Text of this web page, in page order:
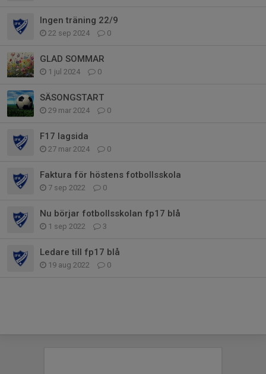
Ingen träning 22/9
22 sep 2024 0
GLAD SOMMAR
1 jul 2024 0
SÄSONGSTART
29 mar 2024 0
F17 lagsida
27 mar 2024 0
Faktura för höstens fotbollsskola
7 sep 2022 0
Nu börjar fotbollsskolan fp17 blå
1 sep 2022 3
Ledare till fp17 blå
19 aug 2022 0